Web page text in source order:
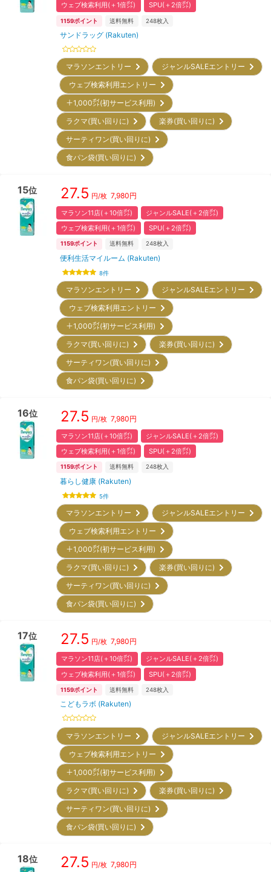
ウェブ検索利用(＋1倍㌽)
SPU(＋2倍㌽)
1159ポイント 送料無料 248枚入
サンドラッグ (Rakuten)
マラソンエントリー
ジャンルSALEエントリー
ウェブ検索利用エントリー
＋1,000㌽(初サービス利用)
ラクマ(買い回りに)
楽券(買い回りに)
サーティワン(買い回りに)
食パン袋(買い回りに)
15位 27.5 円/枚 7,980円
マラソン11店(＋10倍㌽)
ジャンルSALE(＋2倍㌽)
ウェブ検索利用(＋1倍㌽)
SPU(＋2倍㌽)
1159ポイント 送料無料 248枚入
便利生活マイルーム (Rakuten)
8件
マラソンエントリー
ジャンルSALEエントリー
ウェブ検索利用エントリー
＋1,000㌽(初サービス利用)
ラクマ(買い回りに)
楽券(買い回りに)
サーティワン(買い回りに)
食パン袋(買い回りに)
16位 27.5 円/枚 7,980円
マラソン11店(＋10倍㌽)
ジャンルSALE(＋2倍㌽)
ウェブ検索利用(＋1倍㌽)
SPU(＋2倍㌽)
1159ポイント 送料無料 248枚入
暮らし健康 (Rakuten)
5件
マラソンエントリー
ジャンルSALEエントリー
ウェブ検索利用エントリー
＋1,000㌽(初サービス利用)
ラクマ(買い回りに)
楽券(買い回りに)
サーティワン(買い回りに)
食パン袋(買い回りに)
17位 27.5 円/枚 7,980円
マラソン11店(＋10倍㌽)
ジャンルSALE(＋2倍㌽)
ウェブ検索利用(＋1倍㌽)
SPU(＋2倍㌽)
1159ポイント 送料無料 248枚入
こどもラボ (Rakuten)
マラソンエントリー
ジャンルSALEエントリー
ウェブ検索利用エントリー
＋1,000㌽(初サービス利用)
ラクマ(買い回りに)
楽券(買い回りに)
サーティワン(買い回りに)
食パン袋(買い回りに)
18位 27.5 円/枚 7,980円